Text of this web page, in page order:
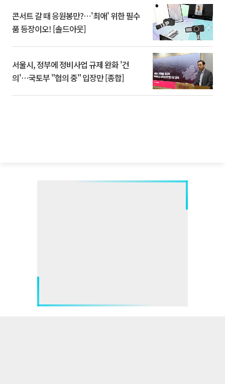
콘서트 갈 때 응원봉만?⋯'최애' 위한 필수
품 등장이오! [솔드아웃]
서울시, 정부에 정비사업 규제 완화 '건
의'⋯국토부 "협의 중" 입장만 [종합]